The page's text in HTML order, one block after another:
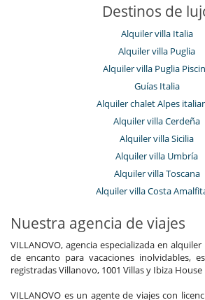
Destinos de
Alquiler villa Italia
Alquiler villa Puglia
Alquiler villa Puglia
Guías Italia
Alquiler chalet Alpes
Alquiler villa Cerdeña
Alquiler villa Sicilia
Alquiler villa Umbría
Alquiler villa Toscana
Alquiler villa Costa
Nuestra agencia de viajes
VILLANOVO, agencia especializada en
de encanto para vacaciones inolvidables,
registradas Villanovo, 1001 Villas y Ibiza
VILLANOVO es un agente de viajes con